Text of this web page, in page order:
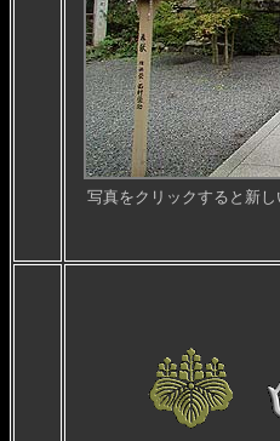
写真をクリックすると新